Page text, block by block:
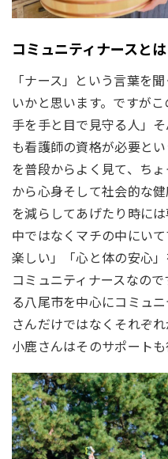
コミュニティナースとは
「ナース」という言葉を
いかと思います。ですが
手を手と目で見守る人」
も看護師の資格が必要と
を普段からよく見て、ち
から心身そして社会的な
を減らしてあげたり時に
中ではなくマチの中にい
楽しい」「心と体の安心
コミュニティナースなの
る八尾市を中心にコミュ
さんだけではなくそれぞ
小鹿さんはそのサポートも